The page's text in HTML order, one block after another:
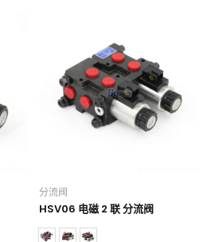
分流阀
HSV06 电磁 2 联 分流阀